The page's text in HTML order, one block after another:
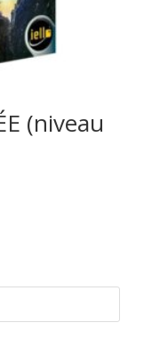
(niveau